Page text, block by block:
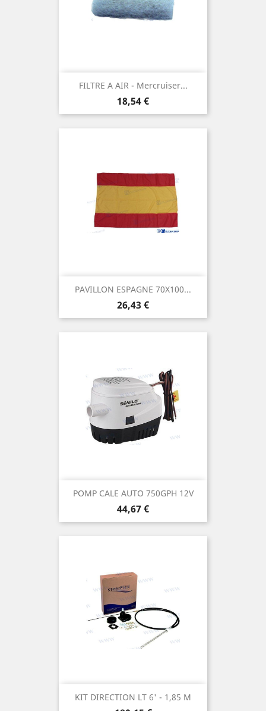
FILTRE A AIR - Mercruiser...
Prix
18,54 €
PAVILLON ESPAGNE 70X100...
Prix
26,43 €
POMP CALE AUTO 750GPH 12V
Prix
44,67 €
KIT DIRECTION LT 6' - 1,85 M